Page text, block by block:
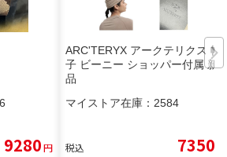
9280円
ARC'TERYX アークテリクス 帽
子 ビーニー ショッパー付属 新
品
マイストア在庫： 2584
税込 7350